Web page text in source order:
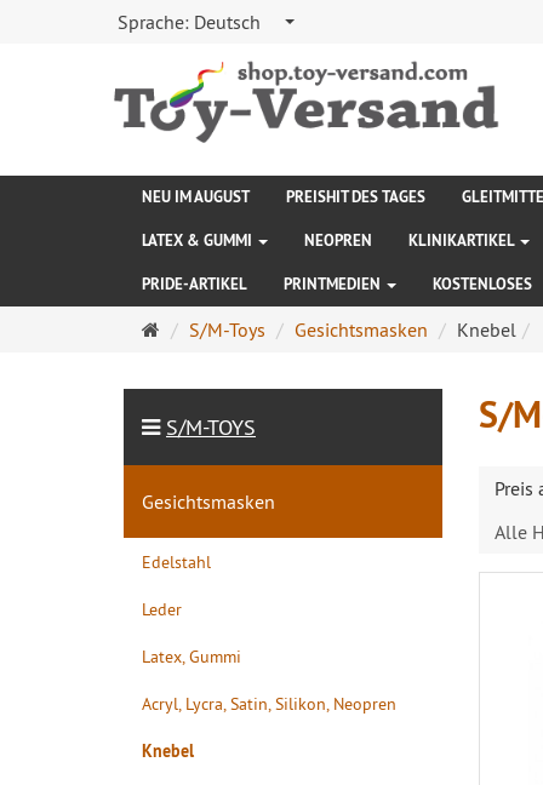
Sprache: Deutsch
NEU IM AUGUST PREISHIT DES TAGES
LATEX & GUMMI NEOPREN KLINIKARTIKEL
PRIDE-ARTIKEL PRINTMEDIEN KOSTENLOSES
Startseite
S/M-Toys Gesichtsmasken Knebel
S/
Preis
Alle
S/M-TOYS
Gesichtsmasken
Edelstahl
Leder
Latex, Gummi
Acryl, Lycra, Satin, Silikon, Neopren
Knebel